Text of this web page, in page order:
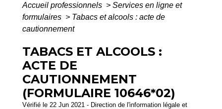
Accueil professionnels > Services en ligne et
formulaires > Tabacs et alcools : acte de
cautionnement
TABACS ET ALCOOLS :
ACTE DE
CAUTIONNEMENT
(FORMULAIRE 10646*02)
Vérifié le 22 Jun 2021 - Direction de l'information légale et